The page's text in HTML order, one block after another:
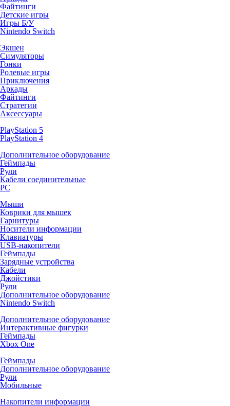
Файтинги
Детские игры
Игры Б/У
Nintendo Switch
Экшен
Симуляторы
Гонки
Ролевые игры
Приключения
Аркады
Файтинги
Стратегии
Аксессуары
PlayStation 5
PlayStation 4
Дополнительное оборудование
Геймпады
Рули
Кабели соединительные
PC
Мыши
Коврики для мышек
Гарнитуры
Носители информации
Клавиатуры
USB-накопители
Геймпады
Зарядные устройства
Кабели
Джойстики
Рули
Дополнительное оборудование
Nintendo Switch
Дополнительное оборудование
Интерактивные фигурки
Геймпады
Xbox One
Геймпады
Дополнительное оборудование
Рули
Мобильные
Накопители информации